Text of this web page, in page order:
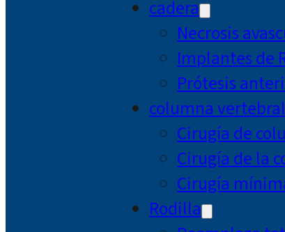
cadera
Necrosis
Implantes de
Prótesis
columna
Cirugía de
Cirugía de la
Cirugía
Rodilla